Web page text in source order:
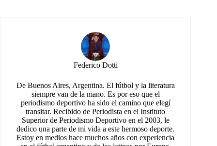
Federico Dotti
De Buenos Aires, Argentina. El fútbol y la literatura
siempre van de la mano. Es por eso que el
periodismo deportivo ha sido el camino que elegí
transitar. Recibido de Periodista en el Instituto
Superior de Periodismo Deportivo en el 2003, le
dedico una parte de mi vida a este hermoso deporte.
Estoy en medios hace muchos años con experiencia